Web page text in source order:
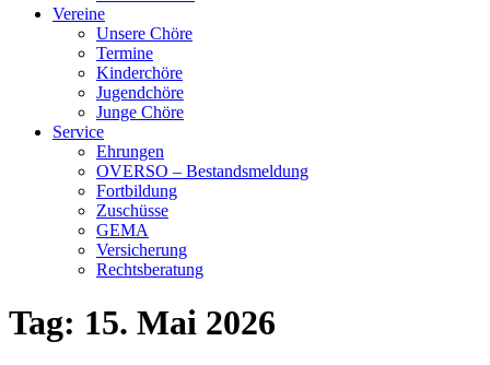
Vereine
Unsere Chöre
Termine
Kinderchöre
Jugendchöre
Junge Chöre
Service
Ehrungen
OVERSO – Bestandsmeldung
Fortbildung
Zuschüsse
GEMA
Versicherung
Rechtsberatung
Tag: 15. Mai 2026